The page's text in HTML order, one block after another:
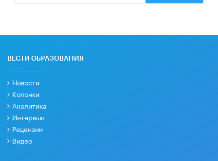
ВЕСТИ ОБРАЗОВАНИЯ
Новости
Колонки
Аналитика
Интервью
Рецензии
Видео